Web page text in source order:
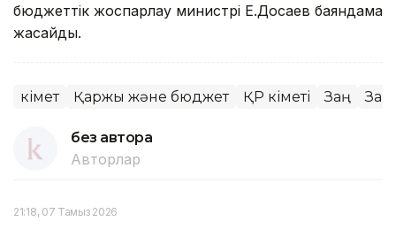
бюджеттік жоспарлау министрі Е.Досаев баяндама
жасайды.
Үкімет Қаржы және бюджет ҚР Үкіметі Заң Заң
без автора
Авторлар
21:18, 07 Тамыз 2026